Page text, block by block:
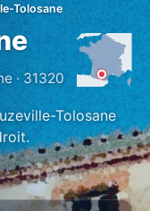
Tolosane
· 31320
Tolosane